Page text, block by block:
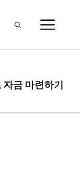
자금 마련하기